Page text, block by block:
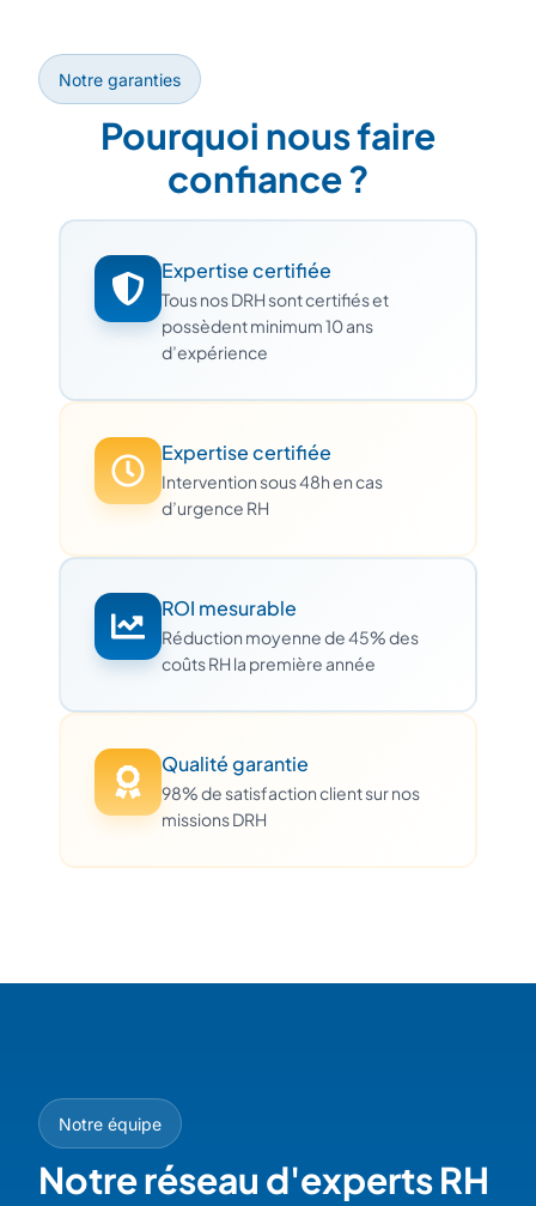
Notre garanties
Pourquoi nous faire
confiance ?
Expertise certifiée
Tous nos DRH sont certifiés et
possèdent minimum 10 ans
d’expérience
Expertise certifiée
Intervention sous 48h en cas
d’urgence RH
ROI mesurable
Réduction moyenne de 45% des
coûts RH la première année
Qualité garantie
98% de satisfaction client sur nos
missions DRH
Notre équipe
Notre réseau d'experts RH